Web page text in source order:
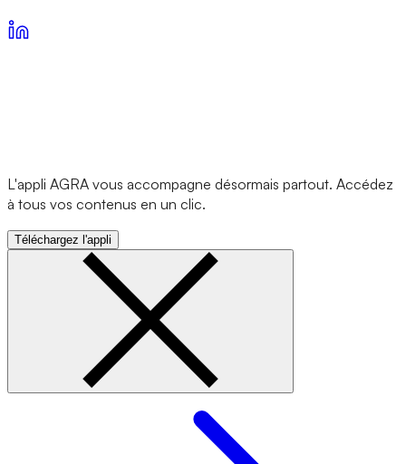
L'appli AGRA vous accompagne désormais partout. Accédez
à tous vos contenus en un clic.
Téléchargez l'appli